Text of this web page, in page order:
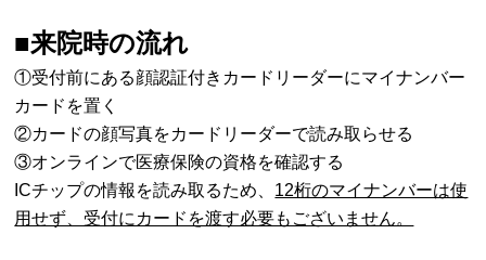
■来院時の流れ
①受付前にある顔認証付きカードリーダーにマイナンバー
カードを置く
②カードの顔写真をカードリーダーで読み取らせる
③オンラインで医療保険の資格を確認する
ICチップの情報を読み取るため、 12桁のマイナンバーは使
用せず、受付にカードを渡す必要もございません。